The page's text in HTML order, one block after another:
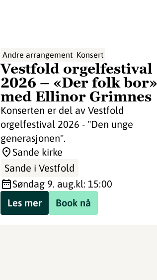
Andre arrangement Konsert
Vestfold orgelfestival
2026 – «Der folk bor»
med Ellinor Grimnes
Konserten er del av Vestfold
orgelfestival 2026 - "Den unge
generasjonen".
Sande kirke
Sande i Vestfold
søndag 9. aug.kl: 15:00
Les mer
Book nå